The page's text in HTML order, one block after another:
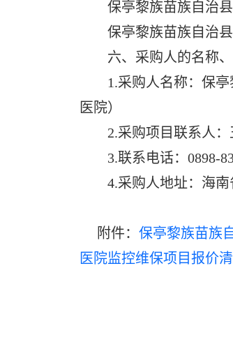
保亭黎族苗族自治县人
保亭黎族苗族自治县
六、采购人的名称、
1.采购人名称：保亭
医院）
2.采购项目联系人：
3.联系电话：0898-
4.采购人地址：海南
附件： 保亭黎族苗族
医院监控维保项目报价
保亭黎族